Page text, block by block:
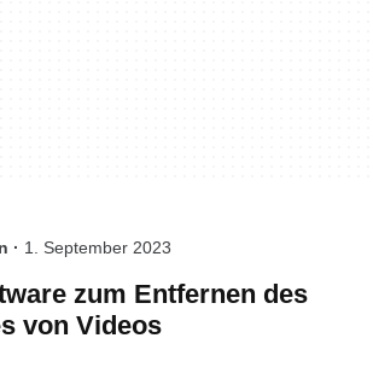
· 1. September 2023
zum Entfernen des
von Videos